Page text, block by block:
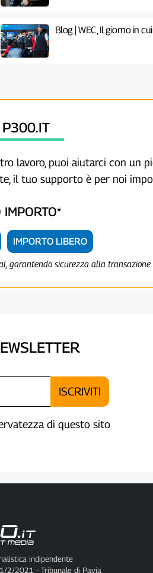
Blog | WEC, Il giorno in
P300.IT
lavoro, puoi aiutarci con un
il tuo supporto è per noi
IMPORTO*
IMPORTO LIBERO
garantendo sicurezza alla transazione
di questo sito
indipendente
2/2021 - Tribunale di Pavia